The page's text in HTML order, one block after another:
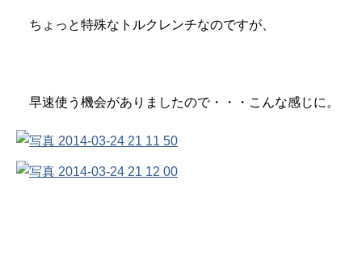
ちょっと特殊なトルクレンチなのですが、
早速使う機会がありましたので・・・こんな感じに。